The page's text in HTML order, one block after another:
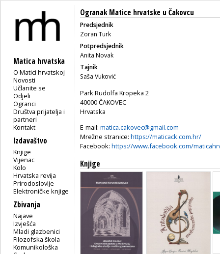
Matica hrvatska
O Matici hrvatskoj
Novosti
Učlanite se
Odjeli
Ogranci
Društva prijatelja i
partneri
Kontakt
Izdavaštvo
Knjige
Vijenac
Kolo
Hrvatska revija
Prirodoslovlje
Elektroničke knjige
Zbivanja
Najave
Izvješća
Mladi glazbenici
Filozofska škola
Komunikološka
Ogranak Matice hrvatske u Čakovcu
Predsjednik
Zoran Turk
Potpredsjednik
Anita Novak
Tajnik
Saša Vuković
Park Rudolfa Kropeka 2
40000 ČAKOVEC
Hrvatska
E-mail: matica.cakovec@gmail.com
Mrežne stranice: https://maticack.com.hr/
Facebook: https://www.facebook.com/
Knjige